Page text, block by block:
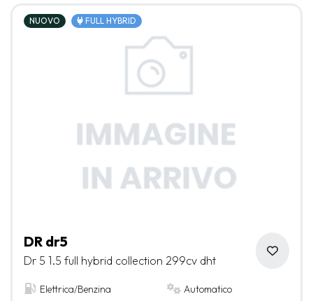
NUOVO FULL HYBRID
DR dr5
Dr 5 1.5 full hybrid collection 299cv dht
Elettrica/Benzina
Automatico